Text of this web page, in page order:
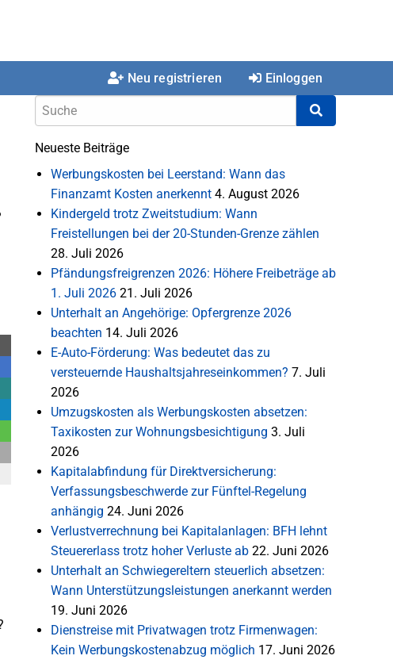
Neu registrieren Einloggen
Neueste Beiträge
Werbungskosten bei Leerstand: Wann das
Finanzamt Kosten anerkennt 4. August 2026
Kindergeld trotz Zweitstudium: Wann
Freistellungen bei der 20-Stunden-Grenze zählen
28. Juli 2026
Pfändungsfreigrenzen 2026: Höhere Freibeträge ab
1. Juli 2026 21. Juli 2026
Unterhalt an Angehörige: Opfergrenze 2026
beachten 14. Juli 2026
E-Auto-Förderung: Was bedeutet das zu
versteuernde Haushaltsjahreseinkommen? 7. Juli
2026
Umzugskosten als Werbungskosten absetzen:
Taxikosten zur Wohnungsbesichtigung 3. Juli
2026
Kapitalabfindung für Direktversicherung:
Verfassungsbeschwerde zur Fünftel-Regelung
anhängig 24. Juni 2026
Verlustverrechnung bei Kapitalanlagen: BFH lehnt
Steuererlass trotz hoher Verluste ab 22. Juni 2026
Unterhalt an Schwiegereltern steuerlich absetzen:
Wann Unterstützungsleistungen anerkannt werden
19. Juni 2026
Dienstreise mit Privatwagen trotz Firmenwagen:
Kein Werbungskostenabzug möglich 17. Juni 2026